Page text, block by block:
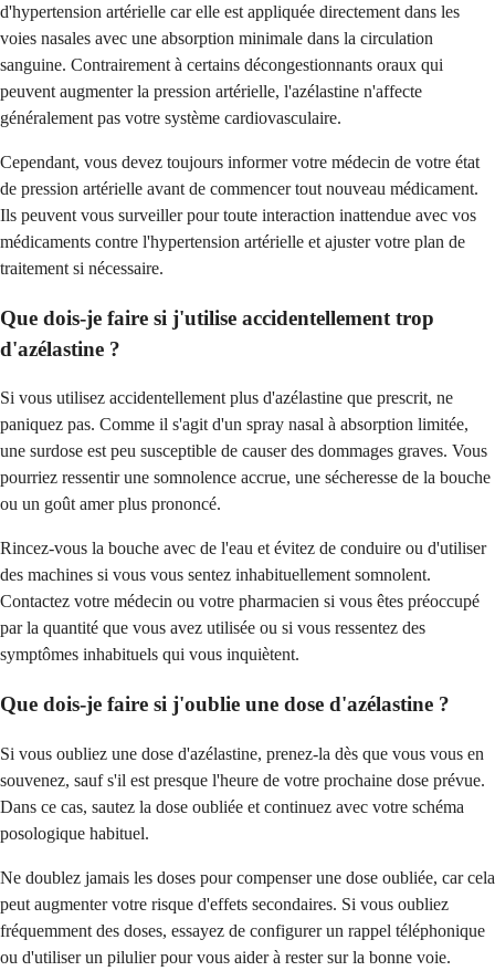
d'hypertension artérielle car elle est appliquée directement dans les
voies nasales avec une absorption minimale dans la circulation
sanguine. Contrairement à certains décongestionnants oraux qui
peuvent augmenter la pression artérielle, l'azélastine n'affecte
généralement pas votre système cardiovasculaire.
Cependant, vous devez toujours informer votre médecin de votre état
de pression artérielle avant de commencer tout nouveau médicament.
Ils peuvent vous surveiller pour toute interaction inattendue avec vos
médicaments contre l'hypertension artérielle et ajuster votre plan de
traitement si nécessaire.
Que dois-je faire si j'utilise accidentellement trop
d'azélastine ?
Si vous utilisez accidentellement plus d'azélastine que prescrit, ne
paniquez pas. Comme il s'agit d'un spray nasal à absorption limitée,
une surdose est peu susceptible de causer des dommages graves. Vous
pourriez ressentir une somnolence accrue, une sécheresse de la bouche
ou un goût amer plus prononcé.
Rincez-vous la bouche avec de l'eau et évitez de conduire ou d'utiliser
des machines si vous vous sentez inhabituellement somnolent.
Contactez votre médecin ou votre pharmacien si vous êtes préoccupé
par la quantité que vous avez utilisée ou si vous ressentez des
symptômes inhabituels qui vous inquiètent.
Que dois-je faire si j'oublie une dose d'azélastine ?
Si vous oubliez une dose d'azélastine, prenez-la dès que vous vous en
souvenez, sauf s'il est presque l'heure de votre prochaine dose prévue.
Dans ce cas, sautez la dose oubliée et continuez avec votre schéma
posologique habituel.
Ne doublez jamais les doses pour compenser une dose oubliée, car cela
peut augmenter votre risque d'effets secondaires. Si vous oubliez
fréquemment des doses, essayez de configurer un rappel téléphonique
ou d'utiliser un pilulier pour vous aider à rester sur la bonne voie.